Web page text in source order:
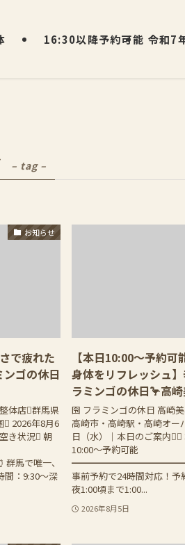
16:30以降予約可能 令和7
– tag –
お知らせ
で疲れた
ゴの休日
体店群馬県
 2026年8月6
き状況 朝
で唯一、
間：9:30〜深
【本日10:00〜予約
身体をリフレッシュ
ラミンゴの休日🦩高
囹 フラミンゴの休日 高崎
高崎市・高崎駅・高崎オー
日（水）｜本日のご案内
10:00〜予約可能
事前予約で24時間対応！予
夜1:00頃まで1:00...
2026年8月5日